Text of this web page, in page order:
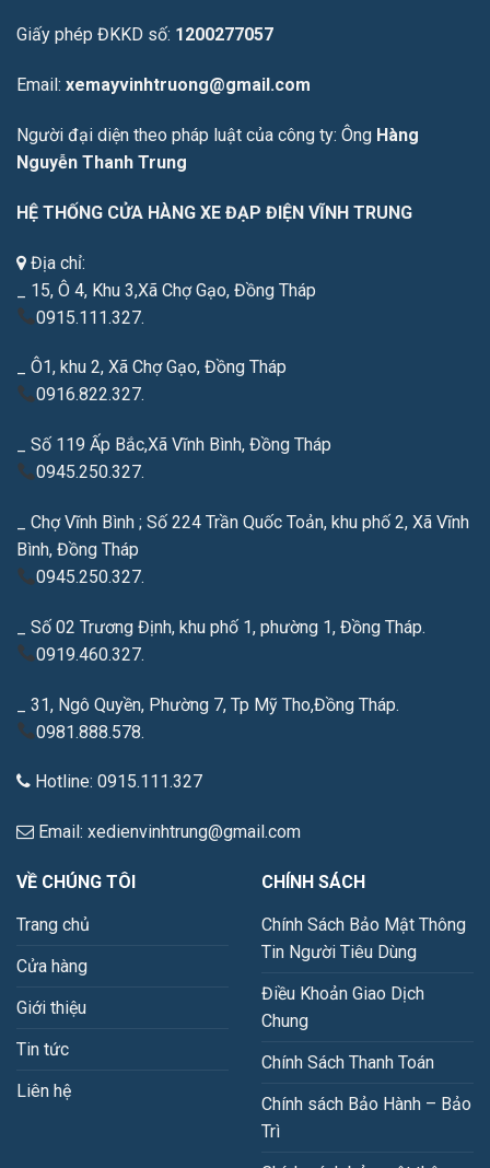
Giấy phép ĐKKD số: 1200277057
Email: xemayvinhtruong@gmail.com
Người đại diện theo pháp luật của công ty: Ông Hàng
Nguyễn Thanh Trung
HỆ THỐNG CỬA HÀNG XE ĐẠP ĐIỆN VĨNH TRUNG
Địa chỉ:
_ 15, Ô 4, Khu 3,Xã Chợ Gạo, Đồng Tháp
0915.111.327.
_ Ô1, khu 2, Xã Chợ Gạo, Đồng Tháp
0916.822.327.
_ Số 119 Ấp Bắc,Xã Vĩnh Bình, Đồng Tháp
0945.250.327.
_ Chợ Vĩnh Bình ; Số 224 Trần Quốc Toản, khu phố 2, Xã Vĩnh
Bình, Đồng Tháp
0945.250.327.
_ Số 02 Trương Định, khu phố 1, phường 1, Đồng Tháp.
0919.460.327.
_ 31, Ngô Quyền, Phường 7, Tp Mỹ Tho,Đồng Tháp.
0981.888.578.
Hotline: 0915.111.327
Email: xedienvinhtrung@gmail.com
VỀ CHÚNG TÔI
Trang chủ
Cửa hàng
Giới thiệu
Tin tức
Liên hệ
CHÍNH SÁCH
Chính Sách Bảo Mật Thông
Tin Người Tiêu Dùng
Điều Khoản Giao Dịch
Chung
Chính Sách Thanh Toán
Chính sách Bảo Hành – Bảo
Trì